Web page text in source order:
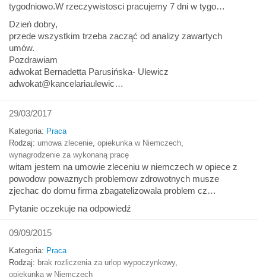
tygodniowo.W rzeczywistosci pracujemy 7 dni w tygo…
Dzień dobry,
przede wszystkim trzeba zacząć od analizy zawartych
umów.
Pozdrawiam
adwokat Bernadetta Parusińska- Ulewicz
adwokat@kancelariaulewic…
29/03/2017
Kategoria: Praca
Rodzaj: umowa zlecenie opiekunka w Niemczech
wynagrodzenie za wykonaną pracę
witam jestem na umowie zleceniu w niemczech w opiece z
powodow powaznych problemow zdrowotnych musze
zjechac do domu firma zbagatelizowala problem cz…
Pytanie oczekuje na odpowiedź
09/09/2015
Kategoria: Praca
Rodzaj: brak rozliczenia za urlop wypoczynkowy,
opiekunka w Niemczech